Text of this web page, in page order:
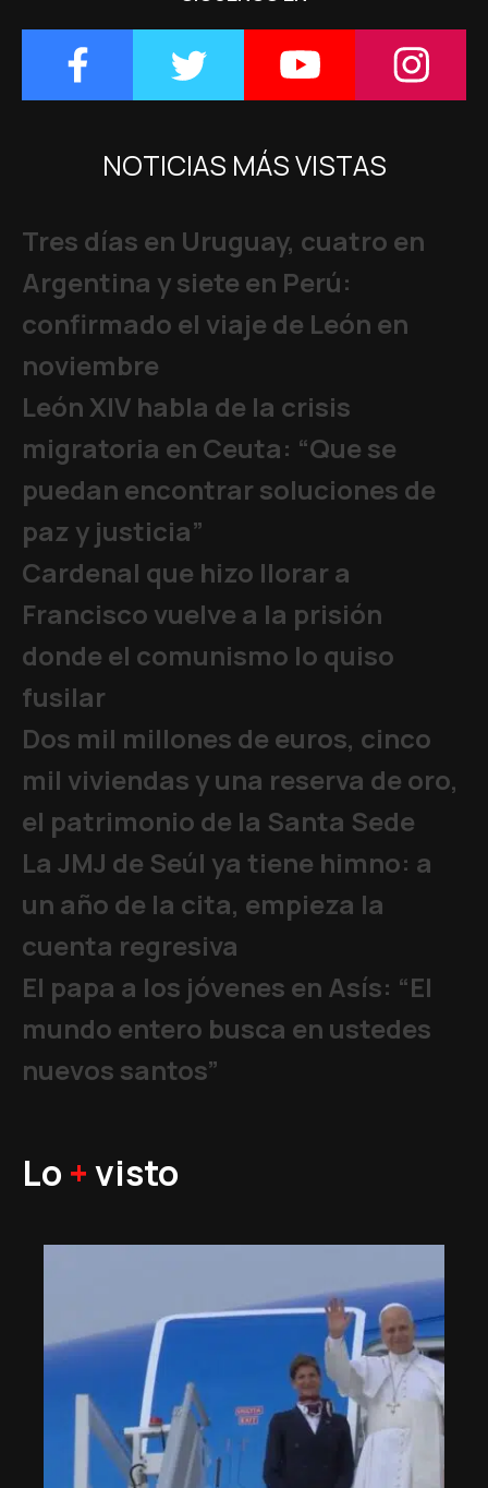
NOTICIAS MÁS VISTAS
Tres días en Uruguay, cuatro en
Argentina y siete en Perú:
confirmado el viaje de León en
noviembre
León XIV habla de la crisis
migratoria en Ceuta: “Que se
puedan encontrar soluciones de
paz y justicia”
Cardenal que hizo llorar a
Francisco vuelve a la prisión
donde el comunismo lo quiso
fusilar
Dos mil millones de euros, cinco
mil viviendas y una reserva de oro,
el patrimonio de la Santa Sede
La JMJ de Seúl ya tiene himno: a
un año de la cita, empieza la
cuenta regresiva
El papa a los jóvenes en Asís: “El
mundo entero busca en ustedes
nuevos santos”
Lo +visto